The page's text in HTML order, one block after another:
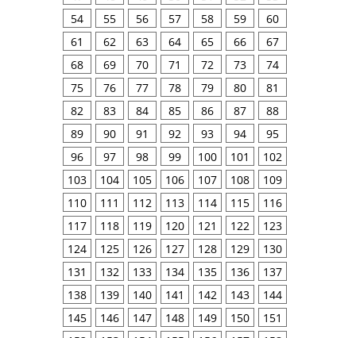
54
55 56 57 58 59
60
61
62 63 64 65 66
67
68
69 70 71 72 73
74
75
76 77 78 79 80
81
82
83 84 85 86 87
88
89
90 91 92 93 94
95
96
97 98 99 100 101
102
103
104 105 106 107 108
109
110
111 112 113 114 115
116
117
118 119 120 121 122
123
124
125 126 127 128 129
130
131
132 133 134 135 136
137
138
139 140 141 142 143
144
145
146 147 148 149 150
151